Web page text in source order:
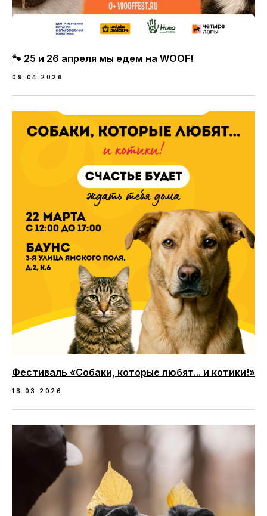
🐾 25 и 26 апреля мы едем на WOOF!
09.04.2026
Фестиваль «Собаки, которые любят... и котики!»
18.03.2026